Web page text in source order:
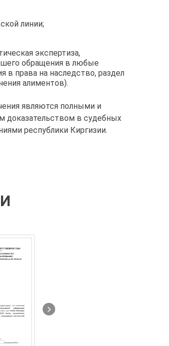
линии;
экспертиза,
обращения в любые
в права на наследство, раздел
алиментов).
являются полными и
доказательством в судебных
республики Киргизии.